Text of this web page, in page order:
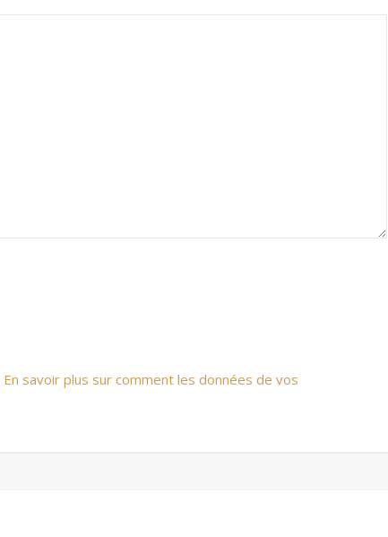
En savoir plus sur comment les données de vos